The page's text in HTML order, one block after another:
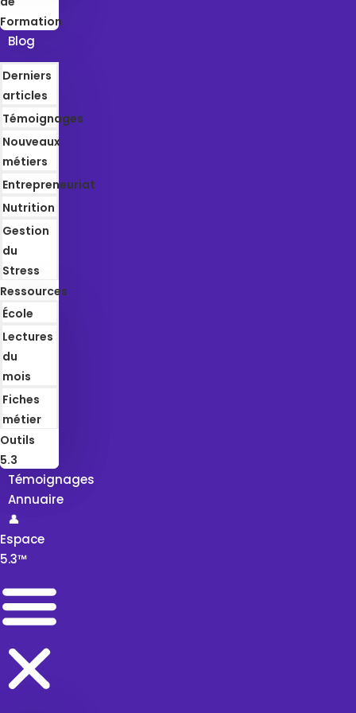
Formation
Blog
Derniers
articles
Témoignages
Nouveaux
métiers
Entrepreneuriat
Nutrition
Gestion
du
Stress
Ressources
École
Lectures
du
mois
Fiches
métier
Outils
5.3
Témoignages
Annuaire
👤
Espace
5.3™